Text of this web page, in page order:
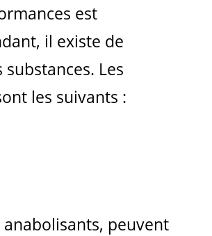
est
il existe de
Les
les suivants :
peuvent